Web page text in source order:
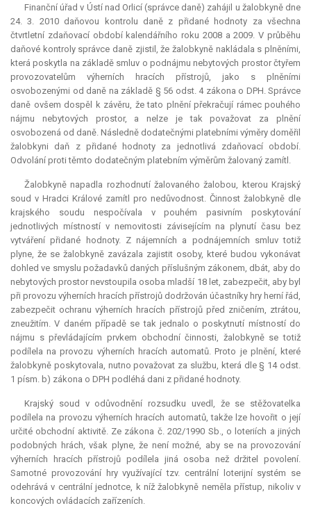
Finanční úřad v Ústí nad Orlicí (správce daně) zahájil u žalobkyně dne
24. 3. 2010 daňovou kontrolu daně z přidané hodnoty za všechna
čtvrtletní zdaňovací období kalendářního roku 2008 a 2009. V průběhu
daňové kontroly správce daně zjistil, že žalobkyně nakládala s plněními,
která poskytla na základě smluv o podnájmu nebytových prostor čtyřem
provozovatelům výherních hracích přístrojů, jako s plněními
osvobozenými od daně na základě § 56 odst. 4 zákona o DPH. Správce
daně ovšem dospěl k závěru, že tato plnění překračují rámec pouhého
nájmu nebytových prostor, a nelze je tak považovat za plnění
osvobozená od daně. Následně dodatečnými platebními výměry doměřil
žalobkyni daň z přidané hodnoty za jednotlivá zdaňovací období.
Odvolání proti těmto dodatečným platebním výměrům žalovaný zamítl.
Žalobkyně napadla rozhodnutí žalovaného žalobou, kterou Krajský
soud v Hradci Králové zamítl pro nedůvodnost. Činnost žalobkyně dle
krajského soudu nespočívala v pouhém pasivním poskytování
jednotlivých místností v nemovitosti závisejícím na plynutí času bez
vytváření přidané hodnoty. Z nájemních a podnájemních smluv totiž
plyne, že se žalobkyně zavázala zajistit osoby, které budou vykonávat
dohled ve smyslu požadavků daných příslušným zákonem, dbát, aby do
nebytových prostor nevstoupila osoba mladší 18 let, zabezpečit, aby byl
při provozu výherních hracích přístrojů dodržován účastníky hry herní řád,
zabezpečit ochranu výherních hracích přístrojů před zničením, ztrátou,
zneužitím. V daném případě se tak jednalo o poskytnutí místností do
nájmu s převládajícím prvkem obchodní činnosti, žalobkyně se totiž
podílela na provozu výherních hracích automatů. Proto je plnění, které
žalobkyně poskytovala, nutno považovat za službu, která dle § 14 odst.
1 písm. b) zákona o DPH podléhá dani z přidané hodnoty.
Krajský soud v odůvodnění rozsudku uvedl, že se stěžovatelka
podílela na provozu výherních hracích automatů, takže lze hovořit o její
určité obchodní aktivitě. Ze zákona č. 202/1990 Sb., o loteriích a jiných
podobných hrách, však plyne, že není možné, aby se na provozování
výherních hracích přístrojů podílela jiná osoba než držitel povolení.
Samotné provozování hry využívající tzv. centrální loterijní systém se
odehrává v centrální jednotce, k níž žalobkyně neměla přístup, nikoliv v
koncových ovládacích zařízeních.